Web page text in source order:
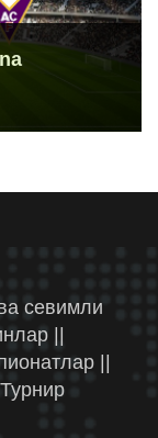
севимли
||
||